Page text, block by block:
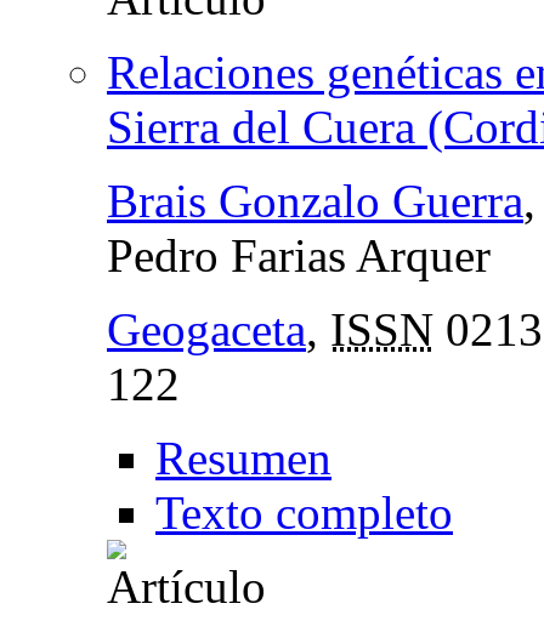
Relaciones genéticas
Sierra del Cuera
Brais Gonzalo Guerra
Pedro Farias Arquer
Geogaceta, ISSN
122
Resumen
Texto completo